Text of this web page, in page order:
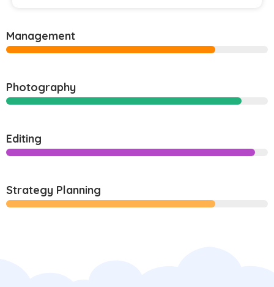
Management
Photography
Editing
Strategy Planning